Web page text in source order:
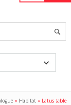
» Habitat » Latus table